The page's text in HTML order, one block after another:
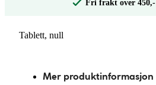
Fri frakt over 450,-
Tablett, null
Mer produktinformasjon